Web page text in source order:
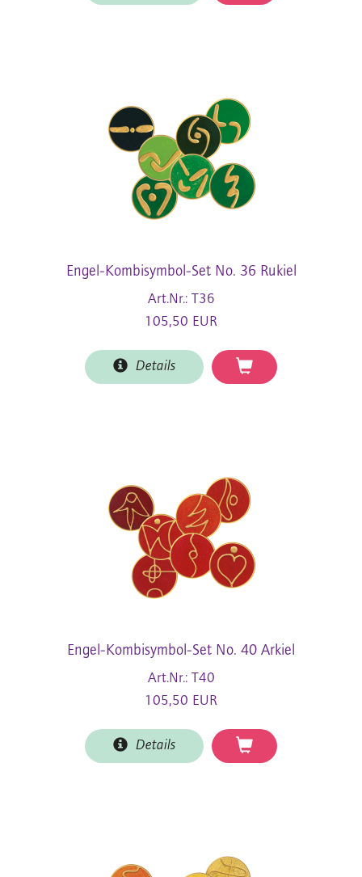
Engel-Kombisymbol-Set No. 36 Rukiel
Art.Nr.: T36
105,50 EUR
Details
Engel-Kombisymbol-Set No. 40 Arkiel
Art.Nr.: T40
105,50 EUR
Details